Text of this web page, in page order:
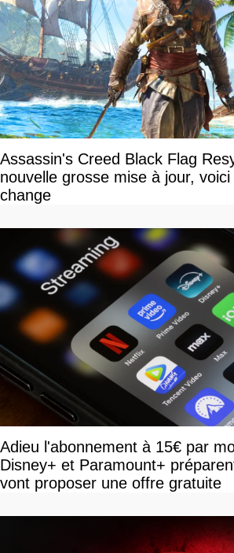
Assassin's Creed Black Flag
nouvelle grosse mise à jour,
change
Adieu l'abonnement à 15€ par
Disney+ et Paramount+
vont proposer une offre gratuite